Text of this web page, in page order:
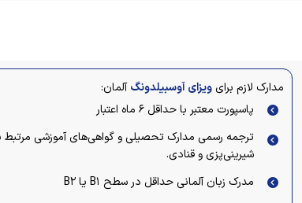
مدارک لازم برایویزای آوسبیلدونگآلمان:
پاسپورت معتبر با حداقل ۶ ماه اعتبار
ترجمه رسمی مدارک تحصیلی و گواهی‌های آموزشی مرتبط
شیرینی‌پزی و قنادی.
مدرک زبان آلمانی حداقل در سطح B۱ یا B۲